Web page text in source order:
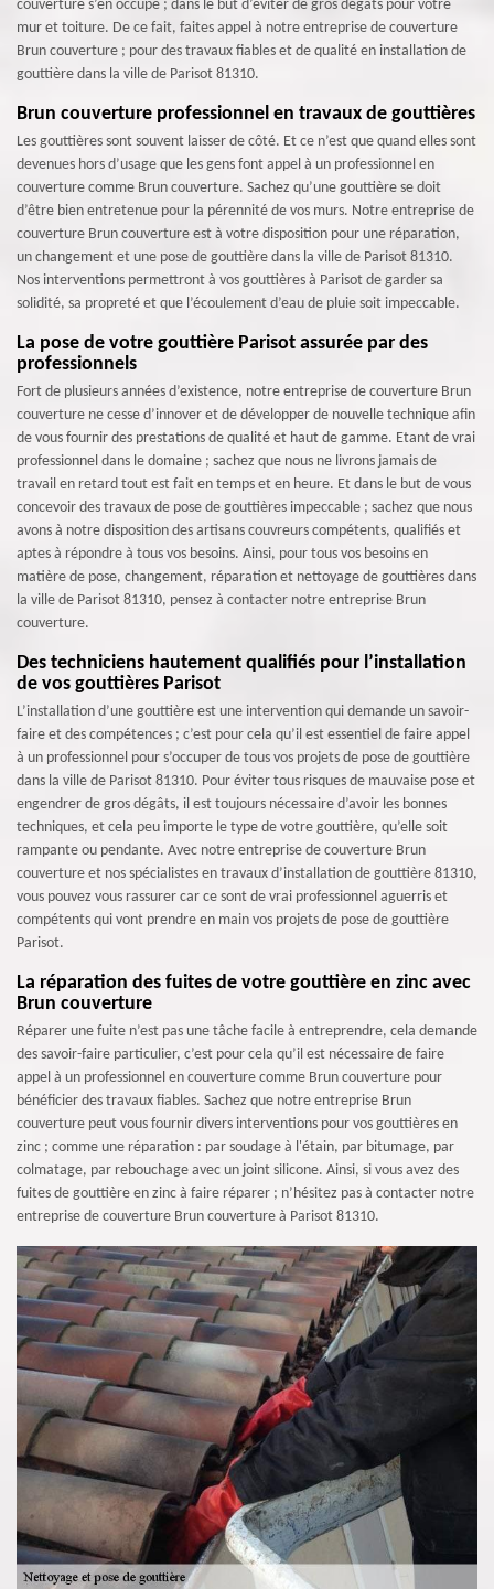
couverture s’en occupe ; dans le but d’éviter de gros dégâts pour votre
mur et toiture. De ce fait, faites appel à notre entreprise de couverture
Brun couverture ; pour des travaux fiables et de qualité en installation de
gouttière dans la ville de Parisot 81310.
Brun couverture professionnel en travaux de gouttières
Les gouttières sont souvent laisser de côté. Et ce n’est que quand elles sont
devenues hors d’usage que les gens font appel à un professionnel en
couverture comme Brun couverture. Sachez qu’une gouttière se doit
d’être bien entretenue pour la pérennité de vos murs. Notre entreprise de
couverture Brun couverture est à votre disposition pour une réparation,
un changement et une pose de gouttière dans la ville de Parisot 81310.
Nos interventions permettront à vos gouttières à Parisot de garder sa
solidité, sa propreté et que l’écoulement d’eau de pluie soit impeccable.
La pose de votre gouttière Parisot assurée par des
professionnels
Fort de plusieurs années d’existence, notre entreprise de couverture Brun
couverture ne cesse d’innover et de développer de nouvelle technique afin
de vous fournir des prestations de qualité et haut de gamme. Etant de vrai
professionnel dans le domaine ; sachez que nous ne livrons jamais de
travail en retard tout est fait en temps et en heure. Et dans le but de vous
concevoir des travaux de pose de gouttières impeccable ; sachez que nous
avons à notre disposition des artisans couvreurs compétents, qualifiés et
aptes à répondre à tous vos besoins. Ainsi, pour tous vos besoins en
matière de pose, changement, réparation et nettoyage de gouttières dans
la ville de Parisot 81310, pensez à contacter notre entreprise Brun
couverture.
Des techniciens hautement qualifiés pour l’installation
de vos gouttières Parisot
L’installation d’une gouttière est une intervention qui demande un savoir-
faire et des compétences ; c’est pour cela qu’il est essentiel de faire appel
à un professionnel pour s’occuper de tous vos projets de pose de gouttière
dans la ville de Parisot 81310. Pour éviter tous risques de mauvaise pose et
engendrer de gros dégâts, il est toujours nécessaire d’avoir les bonnes
techniques, et cela peu importe le type de votre gouttière, qu’elle soit
rampante ou pendante. Avec notre entreprise de couverture Brun
couverture et nos spécialistes en travaux d’installation de gouttière 81310,
vous pouvez vous rassurer car ce sont de vrai professionnel aguerris et
compétents qui vont prendre en main vos projets de pose de gouttière
Parisot.
La réparation des fuites de votre gouttière en zinc avec
Brun couverture
Réparer une fuite n’est pas une tâche facile à entreprendre, cela demande
des savoir-faire particulier, c’est pour cela qu’il est nécessaire de faire
appel à un professionnel en couverture comme Brun couverture pour
bénéficier des travaux fiables. Sachez que notre entreprise Brun
couverture peut vous fournir divers interventions pour vos gouttières en
zinc ; comme une réparation : par soudage à l'étain, par bitumage, par
colmatage, par rebouchage avec un joint silicone. Ainsi, si vous avez des
fuites de gouttière en zinc à faire réparer ; n’hésitez pas à contacter notre
entreprise de couverture Brun couverture à Parisot 81310.